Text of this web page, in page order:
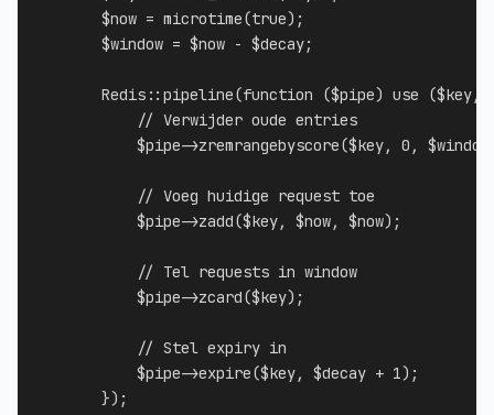
$now = microtime(true) ;
$window = $now - $decay;
Redis :: pipeline(function ($pipe) use ($key,
// Verwijder oude entries
$pipe->zremrangebyscore($key, 0 , $window
// Voeg huidige request toe
$pipe->zadd($key, $now, $now) ;
// Tel requests in window
$pipe->zcard($key) ;
// Stel expiry in
$pipe->expire($key, $decay + 1) ;
}) ;